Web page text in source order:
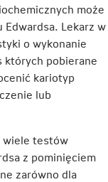
może
Edwardsa. Lekarz w
o wykonanie
których pobierane
kariotyp
lub
wiele testów
z pominięciem
zarówno dla